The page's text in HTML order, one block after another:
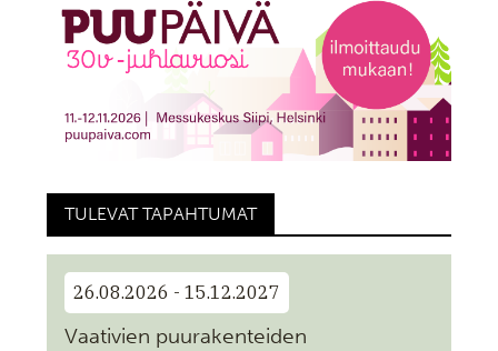
TULEVAT TAPAHTUMAT
26.08.2026 - 15.12.2027
Vaativien puurakenteiden